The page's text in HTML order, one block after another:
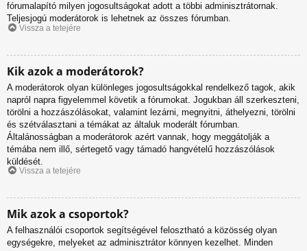
fórumalapító milyen jogosultságokat adott a többi adminisztrátornak.
Teljesjogú moderátorok is lehetnek az összes fórumban.
Vissza a tetejére
Kik azok a moderátorok?
A moderátorok olyan különleges jogosultságokkal rendelkező tagok, akik
napról napra figyelemmel követik a fórumokat. Jogukban áll szerkeszteni,
törölni a hozzászólásokat, valamint lezárni, megnyitni, áthelyezni, törölni
és szétválasztani a témákat az általuk moderált fórumban.
Általánosságban a moderátorok azért vannak, hogy meggátolják a
témába nem illő, sértegető vagy támadó hangvételű hozzászólások
küldését.
Vissza a tetejére
Mik azok a csoportok?
A felhasználói csoportok segítségével felosztható a közösség olyan
egységekre, melyeket az adminisztrátor könnyen kezelhet. Minden